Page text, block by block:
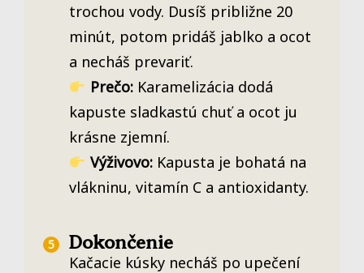
trochou vody. Dusíš približne 20
minút, potom pridáš jablko a ocot
a necháš prevariť.
Prečo:Karamelizácia dodá
kapuste sladkastú chuť a ocot ju
krásne zjemní.
Výživovo:Kapusta je bohatá na
vlákninu, vitamín C a antioxidanty.
Dokončenie
Kačacie kúsky necháš po upečení